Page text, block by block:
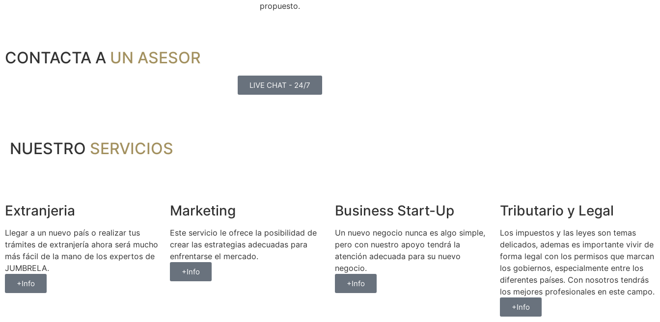
propuesto.
CONTACTA A UN ASESOR
LIVE CHAT - 24/7
NUESTRO SERVICIOS
Extranjeria
Llegar a un nuevo país o realizar tus
trámites de extranjería ahora será mucho
más fácil de la mano de los expertos de
JUMBRELA.
+Info
Marketing
Este servicio le ofrece la posibilidad de
crear las estrategias adecuadas para
enfrentarse el mercado.
+Info
Business Start-Up
Un nuevo negocio nunca es algo simple,
pero con nuestro apoyo tendrá la
atención adecuada para su nuevo
negocio.
+Info
Tributario y Legal
Los impuestos y las leyes son temas
delicados, ademas es importante vivir de
forma legal con los permisos que marcan
los gobiernos, especialmente entre los
diferentes países. Con nosotros tendrás
los mejores profesionales en este campo.
+Info